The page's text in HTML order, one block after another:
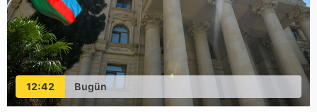
12:42 Bugün